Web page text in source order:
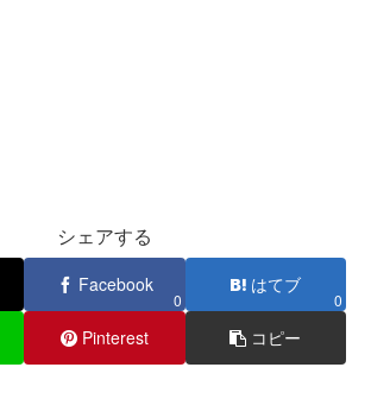
シェアする
Facebook
0
はてブ
0
Pinterest コピー